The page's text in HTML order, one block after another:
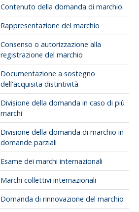
Contenuto della domanda di marchio.
Rappresentazione del marchio
Consenso o autorizzazione alla
registrazione del marchio
Documentazione a sostegno
dell'acquisita distintività
Divisione della domanda in caso di più
marchi
Divisione della domanda di marchio in
domande parziali
Esame dei marchi internazionali
Marchi collettivi internazionali
Domanda di rinnovazione del marchio